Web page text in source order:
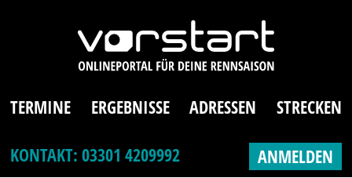
TERMINE ERGEBNISSE ADRESSEN
STRECKEN
KONTAKT: 03301 4209992
ANMELDEN